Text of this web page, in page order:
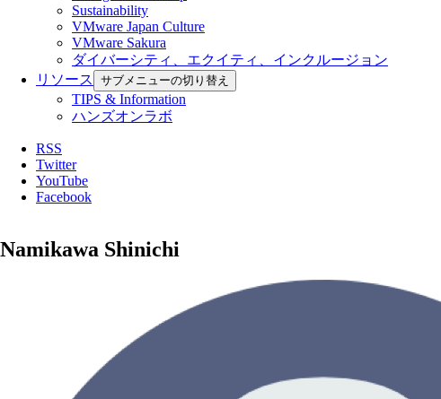
Sustainability
VMware Japan Culture
VMware Sakura
ダイバーシティ、エクイティ、インクルージョン
リソース
サブメニューの切り替え
TIPS & Information
ハンズオンラボ
RSS
Twitter
YouTube
Facebook
Namikawa Shinichi